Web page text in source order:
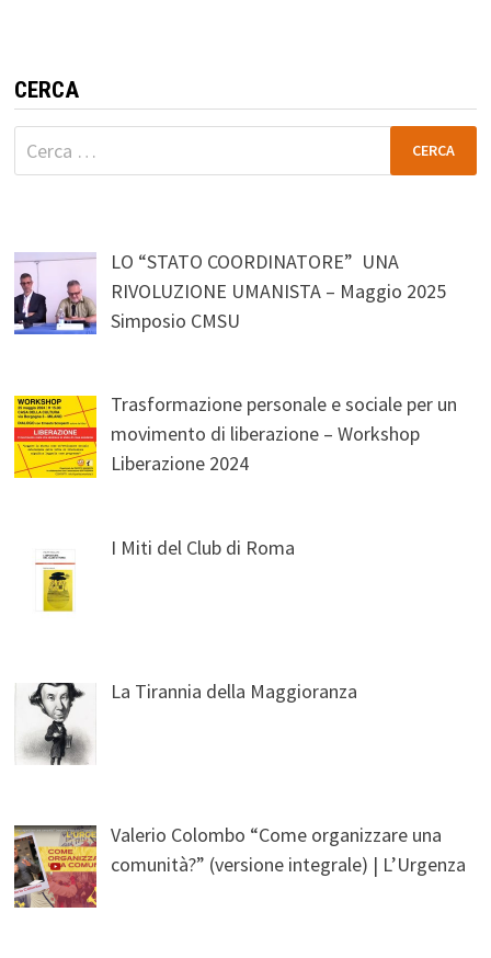
CERCA
Ricerca
per:
LO “STATO COORDINATORE” UNA
RIVOLUZIONE UMANISTA – Maggio 2025
Simposio CMSU
Trasformazione personale e sociale per un
movimento di liberazione – Workshop
Liberazione 2024
I Miti del Club di Roma
La Tirannia della Maggioranza
Valerio Colombo “Come organizzare una
comunità?” (versione integrale) | L’Urgenza